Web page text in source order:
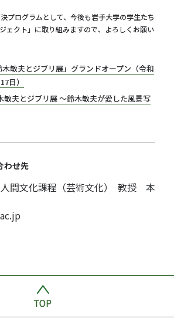
プログラムとして、今後も岩手大学の学生たち
ェクト」に取り組みますので、よろしくお願い
木敏夫とジブリ展」グランドオープン（令和
日）
敏夫とジブリ展 〜鈴木敏夫が愛した風景写
わせ先
間文化課程（芸術文化） 教授 本